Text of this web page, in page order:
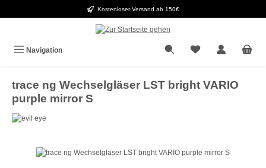
Kostenloser Versand ab 150€
Navigation
trace ng Wechselgläser LST bright VARIO
purple mirror S
Bildergalerie überspringen